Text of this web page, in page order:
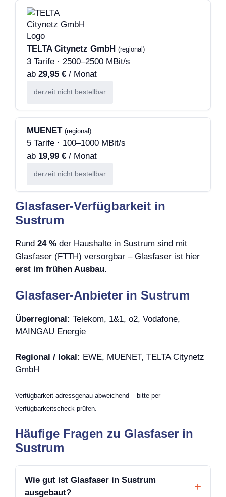
TELTA Citynetz GmbH (regional)
3 Tarife · 2500–2500 MBit/s
ab 29,95 € / Monat
derzeit nicht bestellbar
MUENET (regional)
5 Tarife · 100–1000 MBit/s
ab 19,99 € / Monat
derzeit nicht bestellbar
Glasfaser-Verfügbarkeit in
Sustrum
Rund 24 % der Haushalte in Sustrum sind mit
Glasfaser (FTTH) versorgbar – Glasfaser ist hier
erst im frühen Ausbau.
Glasfaser-Anbieter in Sustrum
Überregional: Telekom, 1&1, o2, Vodafone,
MAINGAU Energie
Regional / lokal: EWE, MUENET, TELTA Citynetz
GmbH
Verfügbarkeit adressgenau abweichend – bitte per
Verfügbarkeitscheck prüfen.
Häufige Fragen zu Glasfaser in
Sustrum
Wie gut ist Glasfaser in Sustrum
ausgebaut?